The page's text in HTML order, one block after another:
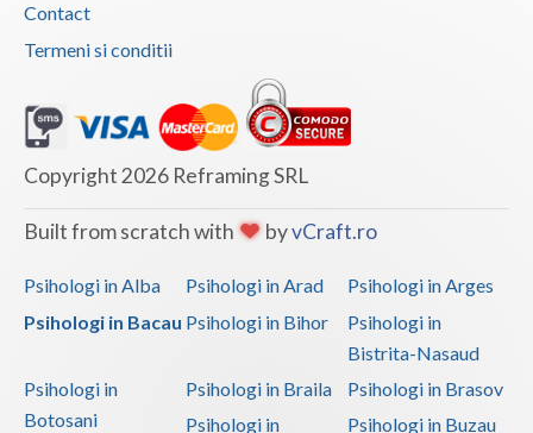
Contact
Termeni si conditii
Copyright 2026 Reframing SRL
Built from scratch with byvCraft.ro
Psihologi in Alba Psihologi in Arad
Psihologi in Arges
Psihologi in Bacau Psihologi in Bihor
Psihologi in
Bistrita-Nasaud
Psihologi in
Botosani
Psihologi in Braila
Psihologi in Brasov
Psihologi in
Psihologi in Buzau